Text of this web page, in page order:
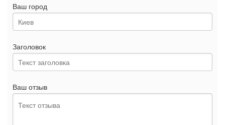
Ваш город
Заголовок
Ваш отзыв